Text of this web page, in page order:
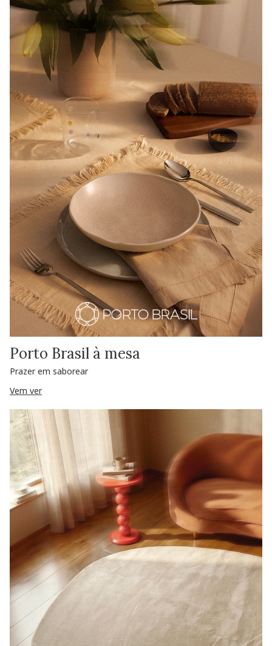
Porto Brasil à mesa
Prazer em saborear
Vem ver